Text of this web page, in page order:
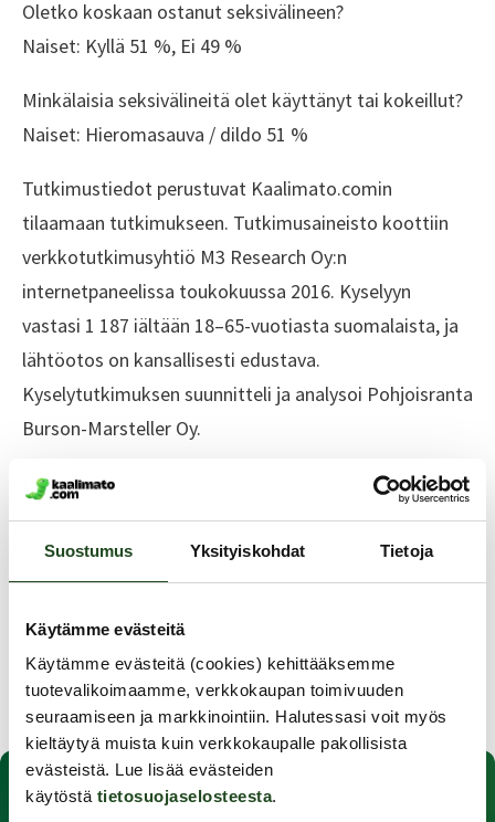
Suostumus Yksityiskohdat Tietoja
Käytämme evästeitä
Käytämme evästeitä (cookies) kehittääksemme
tuotevalikoimaamme, verkkokaupan toimivuuden
seuraamiseen ja markkinointiin. Halutessasi voit myös
kieltäytyä muista kuin verkkokaupalle pakollisista
evästeistä. Lue lisää evästeiden
käytöstä tietosuojaselosteesta.
Oletko koskaan ostanut seksivälineen?
Naiset: Kyllä 51 %, Ei 49 %
Minkälaisia seksivälineitä olet käyttänyt tai kokeillut?
Naiset: Hieromasauva / dildo 51 %
Tutkimustiedot perustuvat Kaalimato.comin
tilaamaan tutkimukseen. Tutkimusaineisto koottiin
verkkotutkimusyhtiö M3 Research Oy:n
internetpaneelissa toukokuussa 2016. Kyselyyn
vastasi 1 187 iältään 18–65-vuotiasta suomalaista, ja
lähtöotos on kansallisesti edustava.
Kyselytutkimuksen suunnitteli ja analysoi Pohjoisranta
Burson-Marsteller Oy.
Kaalimato.com on Suomen suurin, hauskin ja
luotettavin seksikauppa.
www.kaalimato.com
Lantionpohjalihasten harjoittaminen